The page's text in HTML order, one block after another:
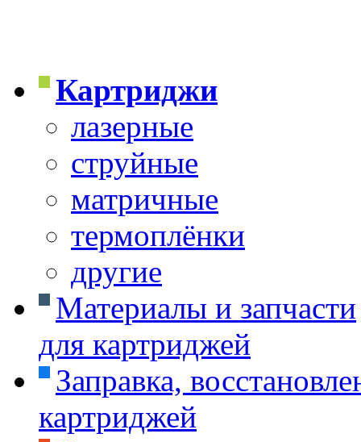
Картриджи
лазерные
струйные
матричные
термоплёнки
другие
Материалы и запчасти
для картриджей
Заправка,
картриджей